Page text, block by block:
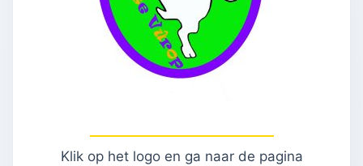
Klik op het logo en ga naar de pagina